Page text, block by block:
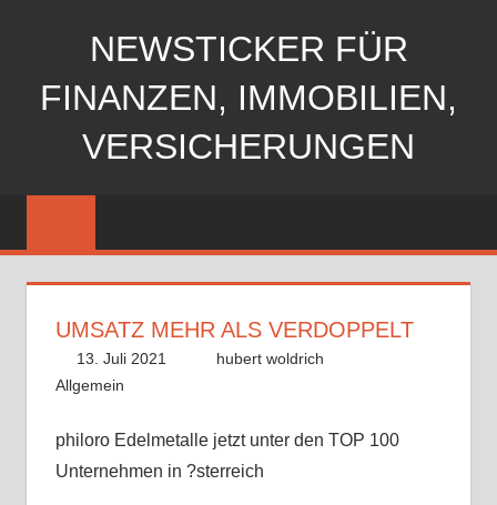
NEWSTICKER FÜR
FINANZEN, IMMOBILIEN,
VERSICHERUNGEN
UMSATZ MEHR ALS VERDOPPELT
13. Juli 2021
hubert woldrich
Allgemein
philoro Edelmetalle jetzt unter den TOP 100
Unternehmen in ?sterreich